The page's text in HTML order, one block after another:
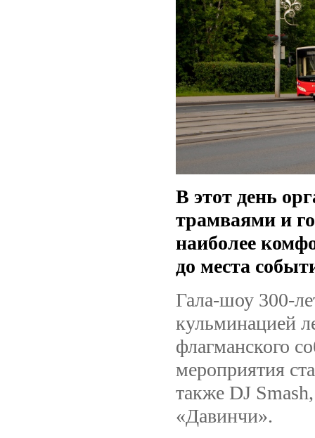
В этот день
трамваями и
наиболее
до места
Гала-шоу 300-
кульминацией
флагманского
мероприятия
также DJ
«Давинчи».